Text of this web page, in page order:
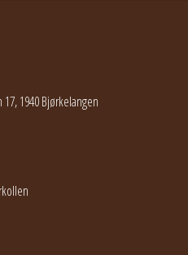
1940 Bjørkelangen